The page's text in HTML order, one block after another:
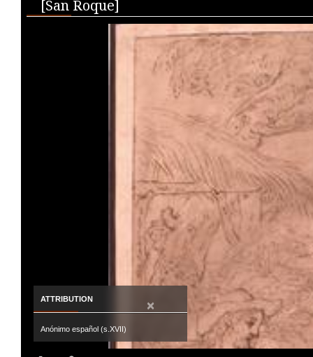
[San Roque]
ATTRIBUTION ×
Anónimo español (s.XVII)